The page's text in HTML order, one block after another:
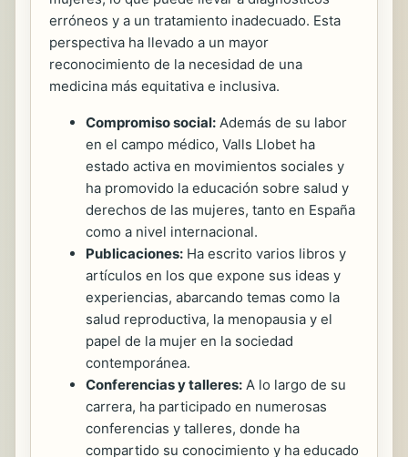
erróneos y a un tratamiento inadecuado. Esta
perspectiva ha llevado a un mayor
reconocimiento de la necesidad de una
medicina más equitativa e inclusiva.
Compromiso social: Además de su labor
en el campo médico, Valls Llobet ha
estado activa en movimientos sociales y
ha promovido la educación sobre salud y
derechos de las mujeres, tanto en España
como a nivel internacional.
Publicaciones: Ha escrito varios libros y
artículos en los que expone sus ideas y
experiencias, abarcando temas como la
salud reproductiva, la menopausia y el
papel de la mujer en la sociedad
contemporánea.
Conferencias y talleres: A lo largo de su
carrera, ha participado en numerosas
conferencias y talleres, donde ha
compartido su conocimiento y ha educado